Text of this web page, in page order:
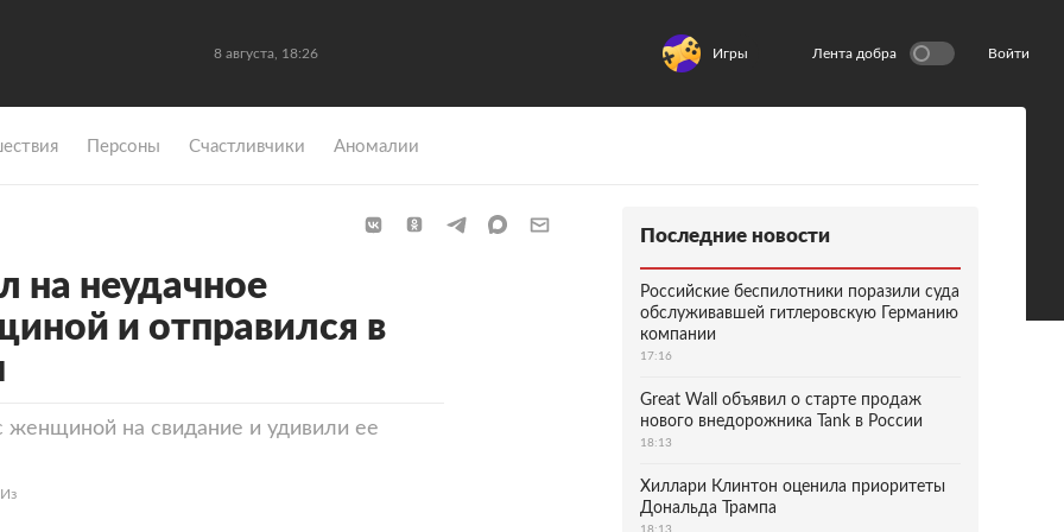
8 августа, 18:26 Игры Лента добра Войти
Персоны Счастливчики Аномалии
на неудачное
и отправился в
на свидание и удивили ее
Последние новости
Российские беспилотники поразили суда
обслуживавшей гитлеровскую Германию
компании
17:16
Great Wall объявил о старте продаж
нового внедорожника Tank в России
18:13
Хиллари Клинтон оценила приоритеты
Дональда Трампа
18:13